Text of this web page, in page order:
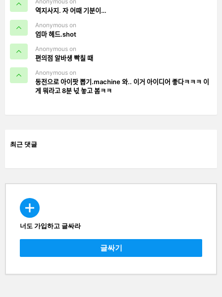
역지사지. 자 어때 기분이…
Anonymous on
엄마 헤드.shot
Anonymous on
편의점 알바생 빡칠 때
Anonymous on
동전으로 아이팟 뽑기.machine 와.. 이거 아이디어 좋다ㅋㅋㅋ 이
게 뭐라고 8분 넋 놓고 봄ㅋㅋ
최근 댓글
CREATE
너도 가입하고 글싸라
글싸기